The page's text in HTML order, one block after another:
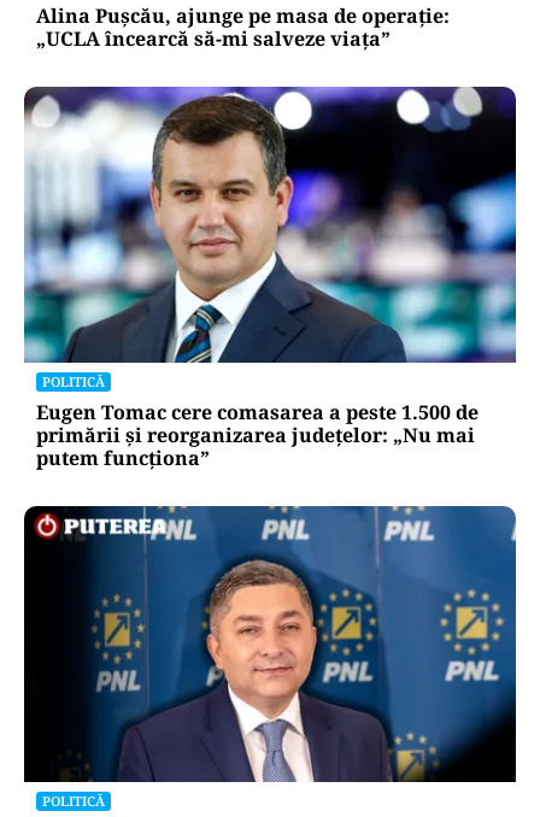
Alina Pușcău, ajunge pe masa de operație:
„UCLA încearcă să-mi salveze viața”
POLITICĂ
Eugen Tomac cere comasarea a peste 1.500 de
primării și reorganizarea județelor: „Nu mai
putem funcționa”
POLITICĂ